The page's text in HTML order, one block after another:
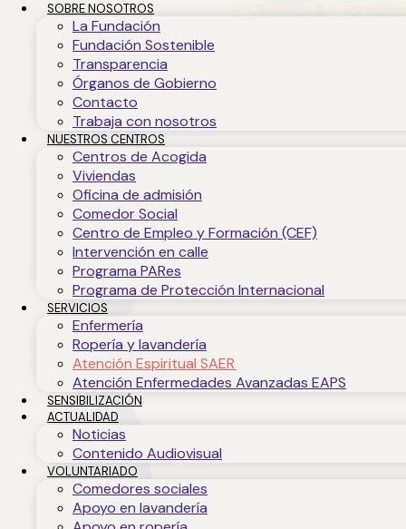
SOBRE NOSOTROS
La Fundación
Fundación Sostenible
Transparencia
Órganos de Gobierno
Contacto
Trabaja con nosotros
NUESTROS CENTROS
Centros de Acogida
Viviendas
Oficina de admisión
Comedor Social
Centro de Empleo y Formación (CEF)
Intervención en calle
Programa PARes
Programa de Protección Internacional
SERVICIOS
Enfermería
Ropería y lavandería
Atención Espiritual SAER
Atención Enfermedades Avanzadas EAPS
SENSIBILIZACIÓN
ACTUALIDAD
Noticias
Contenido Audiovisual
VOLUNTARIADO
Comedores sociales
Apoyo en lavandería
IQNetES-0740-2010